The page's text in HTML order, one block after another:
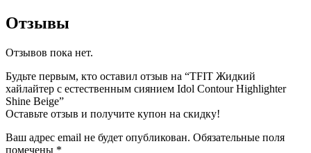
Отзывы
Отзывов пока нет.
Будьте первым, кто оставил отзыв на “TFIT Жидкий
хайлайтер с естественным сиянием Idol Contour Highlighter
Shine Beige”
Оставьте отзыв и получите купон на скидку!
Ваш адрес email не будет опубликован. Обязательные поля
помечены *